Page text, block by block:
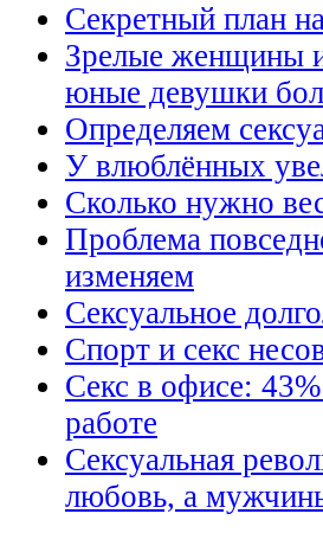
Секретный план
Зрелые женщины
юные девушки
Определяем
У влюблённых
Сколько нужно
Проблема
изменяем
Сексуальное
Спорт и секс
Секс в офисе:
работе
Сексуальная
любовь, а